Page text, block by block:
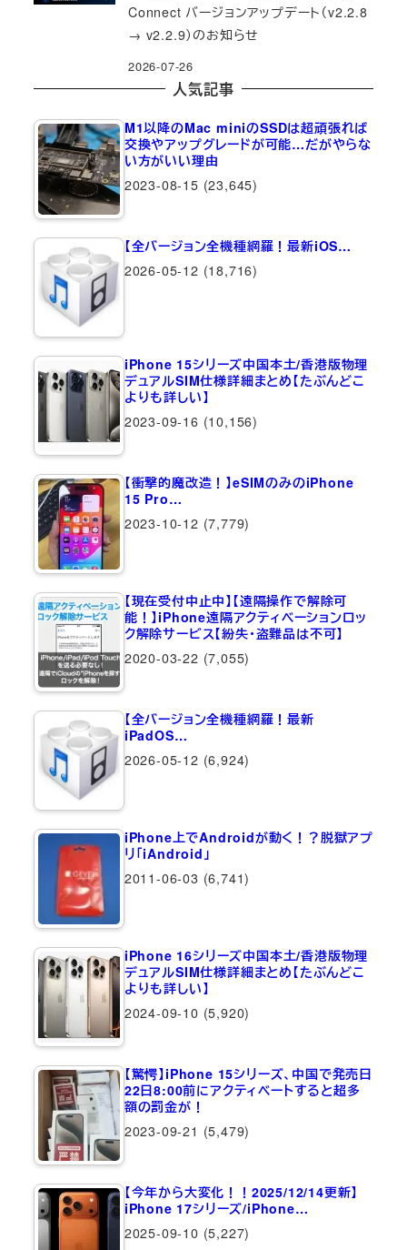
Connect バージョンアップデート（v2.2.8
→ v2.2.9）のお知らせ
2026-07-26
人気記事
M1以降のMac miniのSSDは超頑張れば
交換やアップグレードが可能…だがやらな
い方がいい理由
2023-08-15 (23,645)
【全バージョン全機種網羅！最新iOS…
2026-05-12 (18,716)
iPhone 15シリーズ中国本土/香港版物理
デュアルSIM仕様詳細まとめ【たぶんどこ
よりも詳しい】
2023-09-16 (10,156)
【衝撃的魔改造！】eSIMのみのiPhone
15 Pro…
2023-10-12 (7,779)
【現在受付中止中】【遠隔操作で解除可
能！】iPhone遠隔アクティベーションロッ
ク解除サービス【紛失・盗難品は不可】
2020-03-22 (7,055)
【全バージョン全機種網羅！最新
iPadOS…
2026-05-12 (6,924)
iPhone上でAndroidが動く！？脱獄アプ
リ「iAndroid」
2011-06-03 (6,741)
iPhone 16シリーズ中国本土/香港版物理
デュアルSIM仕様詳細まとめ【たぶんどこ
よりも詳しい】
2024-09-10 (5,920)
【驚愕】iPhone 15シリーズ、中国で発売日
22日8:00前にアクティベートすると超多
額の罰金が！
2023-09-21 (5,479)
【今年から大変化！！2025/12/14更新】
iPhone 17シリーズ/iPhone…
2025-09-10 (5,227)